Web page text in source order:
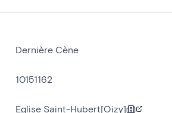
Dernière Cène
10151162
Eglise Saint-Hubert[Oizy]